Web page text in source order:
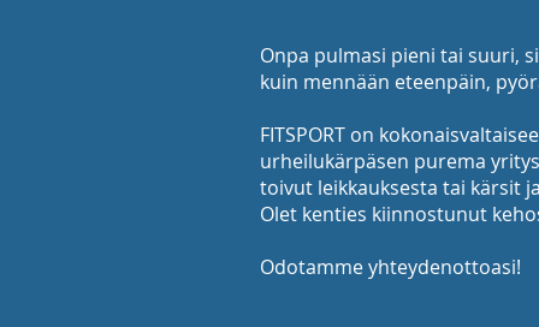
Onpa pulmasi pieni tai suuri,
kuin mennään eteenpäin,
FITSPORT on
urheilukärpäsen purema
toivut leikkauksesta tai kärsit
Olet kenties kiinnostunut
Odotamme yhteydenottoasi!